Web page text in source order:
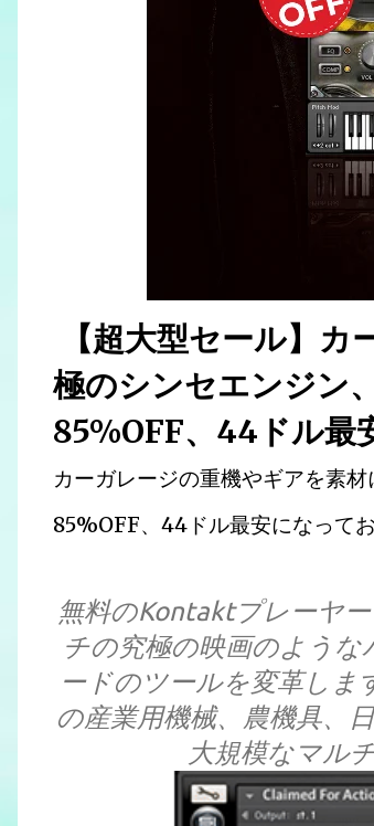
【超大型セール】
極のシンセエンジン
85%OFF、44ドル最
カーガレージの重機やギアを素
85%OFF、44ドル最安になってお
無料のKontaktプレーヤ
チの究極の映画のよう
ードのツールを変革しま
の産業用機械、農機具、
大規模なマル